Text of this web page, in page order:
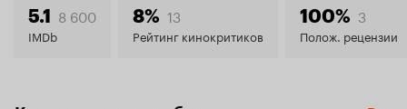
6.1
5.1 8 600
IMDb
8% 13
Рейтинг кинокритиков
100% 3
Полож. рецензии